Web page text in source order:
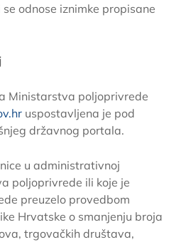
odnose iznimke propisane
Ministarstva poljoprivrede
uspostavljena je pod
državnog portala.
u administrativnoj
poljoprivrede ili koje je
preuzelo provedbom
Hrvatske o smanjenju broja
trgovačkih društava,